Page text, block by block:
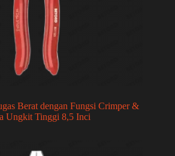
Berat dengan Fungsi Crimper &
Ungkit Tinggi 8,5 Inci